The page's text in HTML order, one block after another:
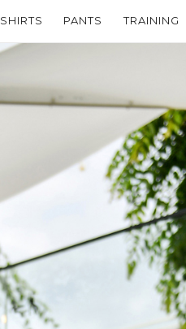
SHIRTS PANTS TRAINING